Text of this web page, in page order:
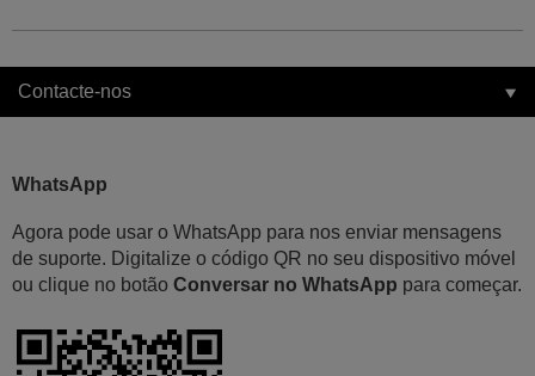
Contacte-nos
WhatsApp
Agora pode usar o WhatsApp para nos enviar mensagens
de suporte. Digitalize o código QR no seu dispositivo móvel
ou clique no botão Conversar no WhatsApp para começar.